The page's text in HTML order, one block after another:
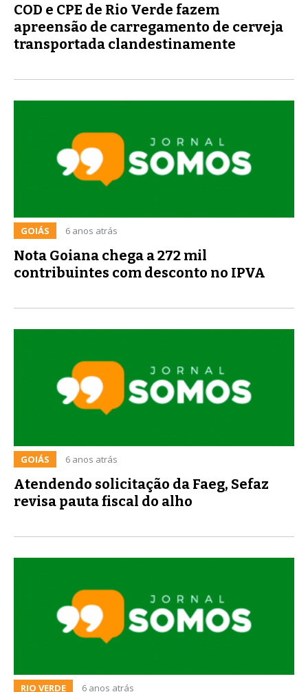
COD e CPE de Rio Verde fazem
apreensão de carregamento de cerveja
transportada clandestinamente
GOIÁS 6 anos atrás
Nota Goiana chega a 272 mil
contribuintes com desconto no IPVA
GOIÁS 6 anos atrás
Atendendo solicitação da Faeg, Sefaz
revisa pauta fiscal do alho
RIO VERDE 6 anos atrás